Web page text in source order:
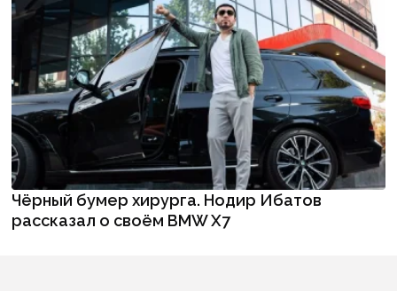
Чёрный бумер хирурга. Нодир Ибатов
рассказал о своём BMW X7